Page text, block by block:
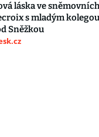
láska ve
s mladým kolegou
Sněžkou